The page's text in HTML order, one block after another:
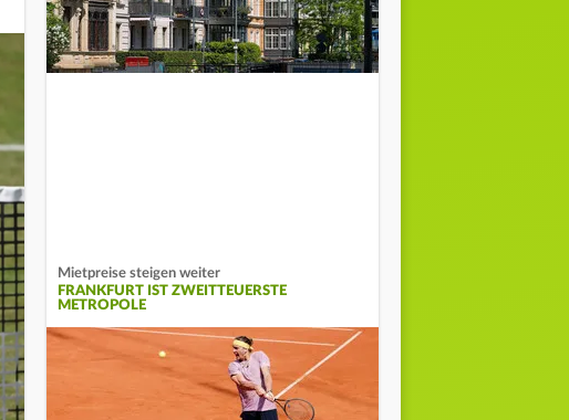
Mietpreise steigen weiter
FRANKFURT IST ZWEITTEUERSTE
METROPOLE